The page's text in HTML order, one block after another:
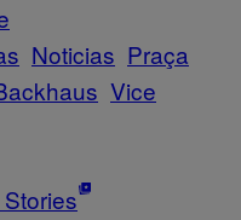
Noticias Praça
Vice